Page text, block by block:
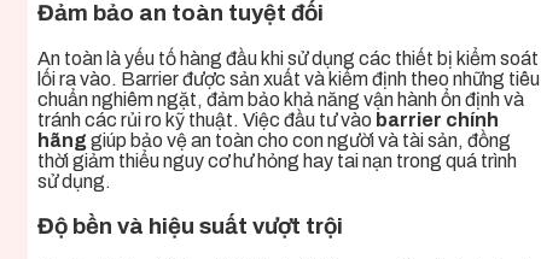
Đảm bảo an toàn tuyệt đối
An toàn là yếu tố hàng đầu khi sử dụng các thiết bị kiểm soát
lối ra vào. Barrier được sản xuất và kiểm định theo những tiêu
chuẩn nghiêm ngặt, đảm bảo khả năng vận hành ổn định và
tránh các rủi ro kỹ thuật. Việc đầu tư vào barrier chính
hãng giúp bảo vệ an toàn cho con người và tài sản, đồng
thời giảm thiểu nguy cơ hư hỏng hay tai nạn trong quá trình
sử dụng.
Độ bền và hiệu suất vượt trội